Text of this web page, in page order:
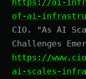
of-ai-
CIO. "As AI
Challenges
https://
ai-scales-